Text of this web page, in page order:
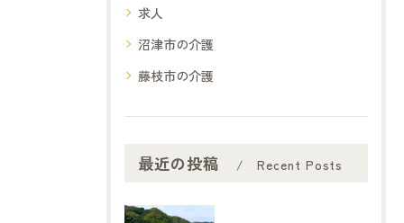
求人
沼津市の介護
藤枝市の介護
最近の投稿 Recent Posts